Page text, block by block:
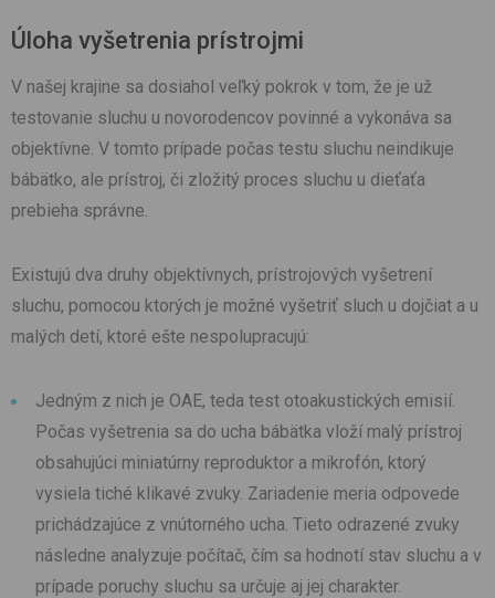
Úloha vyšetrenia prístrojmi
V našej krajine sa dosiahol veľký pokrok v tom, že je už
testovanie sluchu u novorodencov povinné a vykonáva sa
objektívne. V tomto prípade počas testu sluchu neindikuje
bábätko, ale prístroj, či zložitý proces sluchu u dieťaťa
prebieha správne.
Existujú dva druhy objektívnych, prístrojových vyšetrení
sluchu, pomocou ktorých je možné vyšetriť sluch u dojčiat a u
malých detí, ktoré ešte nespolupracujú:
Jedným z nich je OAE, teda test otoakustických emisií.
Počas vyšetrenia sa do ucha bábätka vloží malý prístroj
obsahujúci miniatúrny reproduktor a mikrofón, ktorý
vysiela tiché klikavé zvuky. Zariadenie meria odpovede
prichádzajúce z vnútorného ucha. Tieto odrazené zvuky
následne analyzuje počítač, čím sa hodnotí stav sluchu a v
prípade poruchy sluchu sa určuje aj jej charakter.